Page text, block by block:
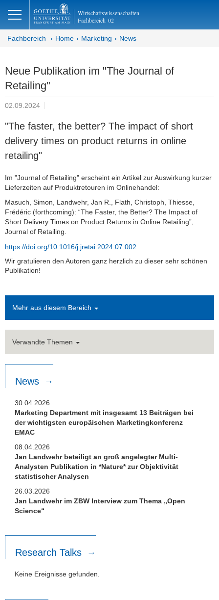
Wirtschaftswissenschaften
Fachbereich 02
Fachbereich Home Marketing News
Neue Publikation im "The Journal of
Retailing"
02.09.2024
"The faster, the better? The impact of short
delivery times on product returns in online
retailing"
Im "Journal of Retailing" erscheint ein Artikel zur Auswirkung kurzer
Lieferzeiten auf Produktretouren im Onlinehandel:
Masuch, Simon, Landwehr, Jan R., Flath, Christoph, Thiesse,
Frédéric (forthcoming): “The Faster, the Better? The Impact of
Short Delivery Times on Product Returns in Online Retailing”,
Journal of Retailing.
https://doi.org/10.1016/j.jretai.2024.07.002
Wir gratulieren den Autoren ganz herzlich zu dieser sehr schönen
Publikation!
Mehr aus diesem Bereich
Verwandte Themen
News
30.04.2026
Marketing Department mit insgesamt 13 Beiträgen bei
der wichtigsten europäischen Marketingkonferenz
EMAC
08.04.2026
Jan Landwehr beteiligt an groß angelegter Multi-
Analysten Publikation in *Nature* zur Objektivität
statistischer Analysen
26.03.2026
Jan Landwehr im ZBW Interview zum Thema „Open
Science“
Research Talks
Keine Ereignisse gefunden.